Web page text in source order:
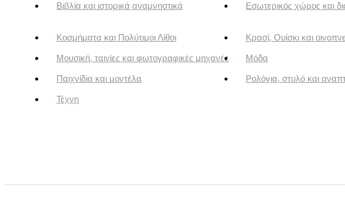
Βιβλία και ιστορικά αναμνηστικά Εσωτερικός χώρος και
Κοσμήματα και Πολύτιμοι Λίθοι Κρασί, Ουίσκι και
Μουσική, ταινίες και φωτογραφικές μηχανές Μόδα
Παιχνίδια και μοντέλα Ρολόγια, στυλό και
Τέχνη